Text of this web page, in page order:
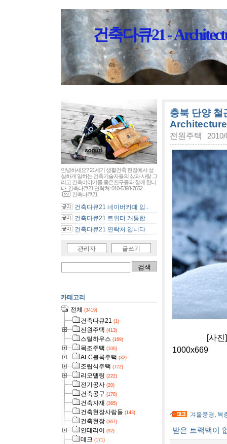
건축다큐21 -
충북 단양 철
전원주택
[사진]충북
1000x669
겨울풍경, 복
받은 트랙백이
안녕하세요? 21세기 생활건축 현장에서 성
실하게 일하는 건축기술자들의 삶과 사랑 그
리고 건축이야기를 좋은친구들과 함께 합니
다. 건축다큐21 연락처: 010-5393-7652
건축다큐21
건축다큐21 네이버카페 입..
건축다큐21 트위터 개통합..
건축다큐21 연락처 입니다
관리자 글쓰기
카테고리
전체 (3419)
건축다큐21 (1)
전원주택 (413)
스틸하우스 (169)
목조주택 (106)
ALC블록주택 (32)
조립식주택 (772)
리모델링 (222)
전기공사 (20)
건축공구 (178)
건축자재 (365)
건축현장사람들 (143)
건축현장 (367)
인테리어 (92)
데크 (171)